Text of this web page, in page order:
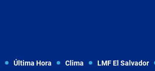
Última Hora Clima LMF El Salvador